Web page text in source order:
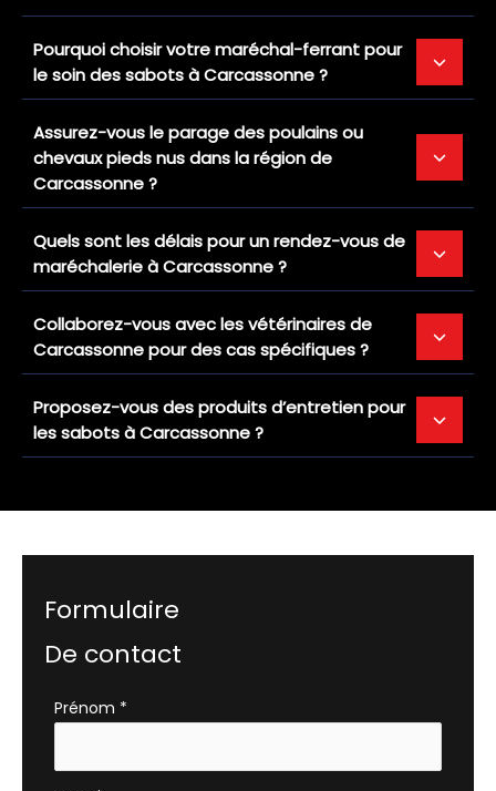
Pourquoi choisir votre maréchal-ferrant pour
le soin des sabots à Carcassonne ?
Assurez-vous le parage des poulains ou
chevaux pieds nus dans la région de
Carcassonne ?
Quels sont les délais pour un rendez-vous de
maréchalerie à Carcassonne ?
Collaborez-vous avec les vétérinaires de
Carcassonne pour des cas spécifiques ?
Proposez-vous des produits d’entretien pour
les sabots à Carcassonne ?
Formulaire
De contact
Formulaire
Prénom *